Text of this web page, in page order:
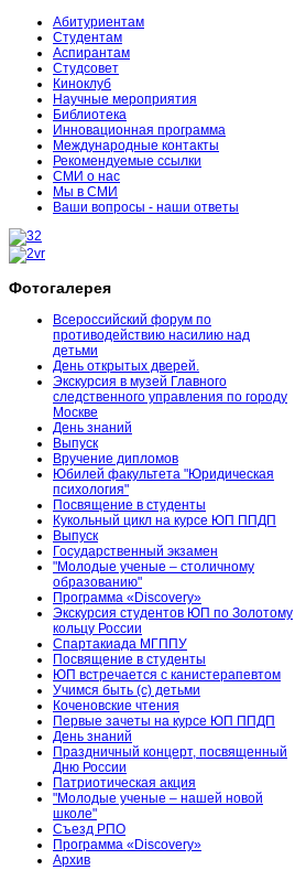
Абитуриентам
Студентам
Аспирантам
Студсовет
Киноклуб
Научные мероприятия
Библиотека
Инновационная программа
Международные контакты
Рекомендуемые ссылки
СМИ о нас
Мы в СМИ
Ваши вопросы - наши ответы
Фотогалерея
Всероссийский форум по
противодействию насилию над
детьми
День открытых дверей.
Экскурсия в музей Главного
следственного управления по городу
Москве
День знаний
Выпуск
Вручение дипломов
Юбилей факультета "Юридическая
психология"
Посвящение в студенты
Кукольный цикл на курсе ЮП ППДП
Выпуск
Государственный экзамен
"Молодые ученые – столичному
образованию"
Программа «Discovery»
Экскурсия студентов ЮП по Золотому
кольцу России
Спартакиада МГППУ
Посвящение в студенты
ЮП встречается с канистерапевтом
Учимся быть (с) детьми
Коченовские чтения
Первые зачеты на курсе ЮП ППДП
День знаний
Праздничный концерт, посвященный
Дню России
Патриотическая акция
"Молодые ученые – нашей новой
школе"
Съезд РПО
Программа «Discovery»
Архив